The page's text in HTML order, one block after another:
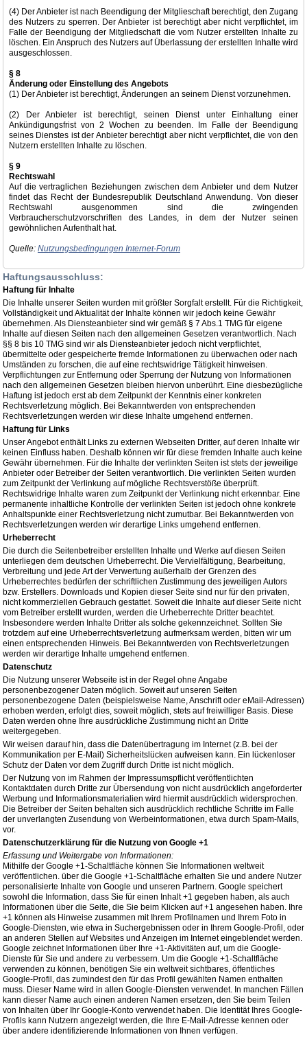
(4) Der Anbieter ist nach Beendigung der Mitglieschaft berechtigt, den Zugang
des Nutzers zu sperren. Der Anbieter ist berechtigt aber nicht verpflichtet, im
Falle der Beendigung der Mitgliedschaft die vom Nutzer erstellten Inhalte zu
löschen. Ein Anspruch des Nutzers auf Überlassung der erstellten Inhalte wird
ausgeschlossen.
§ 8
Änderung oder Einstellung des Angebots
(1) Der Anbieter ist berechtigt, Änderungen an seinem Dienst vorzunehmen.
(2) Der Anbieter ist berechtigt, seinen Dienst unter Einhaltung einer
Ankündigungsfrist von 2 Wochen zu beenden. Im Falle der Beendigung
seines Dienstes ist der Anbieter berechtigt aber nicht verpflichtet, die von den
Nutzern erstellten Inhalte zu löschen.
§ 9
Rechtswahl
Auf die vertraglichen Beziehungen zwischen dem Anbieter und dem Nutzer
findet das Recht der Bundesrepublik Deutschland Anwendung. Von dieser
Rechtswahl ausgenommen sind die zwingenden
Verbraucherschutzvorschriften des Landes, in dem der Nutzer seinen
gewöhnlichen Aufenthalt hat.
Quelle: Nutzungsbedingungen Internet-Forum
Haftungsausschluss:
Haftung für Inhalte
Die Inhalte unserer Seiten wurden mit größter Sorgfalt erstellt. Für die Richtigkeit,
Vollständigkeit und Aktualität der Inhalte können wir jedoch keine Gewähr
übernehmen. Als Diensteanbieter sind wir gemäß § 7 Abs.1 TMG für eigene
Inhalte auf diesen Seiten nach den allgemeinen Gesetzen verantwortlich. Nach
§§ 8 bis 10 TMG sind wir als Diensteanbieter jedoch nicht verpflichtet,
übermittelte oder gespeicherte fremde Informationen zu überwachen oder nach
Umständen zu forschen, die auf eine rechtswidrige Tätigkeit hinweisen.
Verpflichtungen zur Entfernung oder Sperrung der Nutzung von Informationen
nach den allgemeinen Gesetzen bleiben hiervon unberührt. Eine diesbezügliche
Haftung ist jedoch erst ab dem Zeitpunkt der Kenntnis einer konkreten
Rechtsverletzung möglich. Bei Bekanntwerden von entsprechenden
Rechtsverletzungen werden wir diese Inhalte umgehend entfernen.
Haftung für Links
Unser Angebot enthält Links zu externen Webseiten Dritter, auf deren Inhalte wir
keinen Einfluss haben. Deshalb können wir für diese fremden Inhalte auch keine
Gewähr übernehmen. Für die Inhalte der verlinkten Seiten ist stets der jeweilige
Anbieter oder Betreiber der Seiten verantwortlich. Die verlinkten Seiten wurden
zum Zeitpunkt der Verlinkung auf mögliche Rechtsverstöße überprüft.
Rechtswidrige Inhalte waren zum Zeitpunkt der Verlinkung nicht erkennbar. Eine
permanente inhaltliche Kontrolle der verlinkten Seiten ist jedoch ohne konkrete
Anhaltspunkte einer Rechtsverletzung nicht zumutbar. Bei Bekanntwerden von
Rechtsverletzungen werden wir derartige Links umgehend entfernen.
Urheberrecht
Die durch die Seitenbetreiber erstellten Inhalte und Werke auf diesen Seiten
unterliegen dem deutschen Urheberrecht. Die Vervielfältigung, Bearbeitung,
Verbreitung und jede Art der Verwertung außerhalb der Grenzen des
Urheberrechtes bedürfen der schriftlichen Zustimmung des jeweiligen Autors
bzw. Erstellers. Downloads und Kopien dieser Seite sind nur für den privaten,
nicht kommerziellen Gebrauch gestattet. Soweit die Inhalte auf dieser Seite nicht
vom Betreiber erstellt wurden, werden die Urheberrechte Dritter beachtet.
Insbesondere werden Inhalte Dritter als solche gekennzeichnet. Sollten Sie
trotzdem auf eine Urheberrechtsverletzung aufmerksam werden, bitten wir um
einen entsprechenden Hinweis. Bei Bekanntwerden von Rechtsverletzungen
werden wir derartige Inhalte umgehend entfernen.
Datenschutz
Die Nutzung unserer Webseite ist in der Regel ohne Angabe
personenbezogener Daten möglich. Soweit auf unseren Seiten
personenbezogene Daten (beispielsweise Name, Anschrift oder eMail-Adressen)
erhoben werden, erfolgt dies, soweit möglich, stets auf freiwilliger Basis. Diese
Daten werden ohne Ihre ausdrückliche Zustimmung nicht an Dritte
weitergegeben.
Wir weisen darauf hin, dass die Datenübertragung im Internet (z.B. bei der
Kommunikation per E-Mail) Sicherheitslücken aufweisen kann. Ein lückenloser
Schutz der Daten vor dem Zugriff durch Dritte ist nicht möglich.
Der Nutzung von im Rahmen der Impressumspflicht veröffentlichten
Kontaktdaten durch Dritte zur Übersendung von nicht ausdrücklich angeforderter
Werbung und Informationsmaterialien wird hiermit ausdrücklich widersprochen.
Die Betreiber der Seiten behalten sich ausdrücklich rechtliche Schritte im Falle
der unverlangten Zusendung von Werbeinformationen, etwa durch Spam-Mails,
vor.
Datenschutzerklärung für die Nutzung von Google +1
Erfassung und Weitergabe von Informationen:
Mithilfe der Google +1-Schaltfläche können Sie Informationen weltweit
veröffentlichen. über die Google +1-Schaltfläche erhalten Sie und andere Nutzer
personalisierte Inhalte von Google und unseren Partnern. Google speichert
sowohl die Information, dass Sie für einen Inhalt +1 gegeben haben, als auch
Informationen über die Seite, die Sie beim Klicken auf +1 angesehen haben. Ihre
+1 können als Hinweise zusammen mit Ihrem Profilnamen und Ihrem Foto in
Google-Diensten, wie etwa in Suchergebnissen oder in Ihrem Google-Profil, oder
an anderen Stellen auf Websites und Anzeigen im Internet eingeblendet werden.
Google zeichnet Informationen über Ihre +1-Aktivitäten auf, um die Google-
Dienste für Sie und andere zu verbessern. Um die Google +1-Schaltfläche
verwenden zu können, benötigen Sie ein weltweit sichtbares, öffentliches
Google-Profil, das zumindest den für das Profil gewählten Namen enthalten
muss. Dieser Name wird in allen Google-Diensten verwendet. In manchen Fällen
kann dieser Name auch einen anderen Namen ersetzen, den Sie beim Teilen
von Inhalten über Ihr Google-Konto verwendet haben. Die Identität Ihres Google-
Profils kann Nutzern angezeigt werden, die Ihre E-Mail-Adresse kennen oder
über andere identifizierende Informationen von Ihnen verfügen.